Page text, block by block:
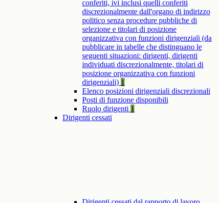
conferiti, ivi inclusi quelli conferiti
discrezionalmente dall'organo di indirizzo
politico senza procedure pubbliche di
selezione e titolari di posizione
organizzativa con funzioni dirigenziali (da
pubblicare in tabelle che distinguano le
seguenti situazioni: dirigenti, dirigenti
individuati discrezionalmente, titolari di
posizione organizzativa con funzioni
dirigenziali) 1
Elenco posizioni dirigenziali discrezionali
Posti di funzione disponibili
Ruolo dirigenti 1
Dirigenti cessati